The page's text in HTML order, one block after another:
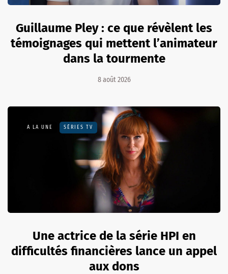
Guillaume Pley : ce que révèlent les
témoignages qui mettent l’animateur
dans la tourmente
8 août 2026
A LA UNE SÉRIES TV
Une actrice de la série HPI en
difficultés financières lance un appel
aux dons